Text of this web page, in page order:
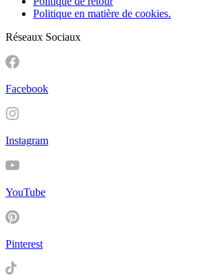
Politique en matière de cookies.
Réseaux Sociaux
Facebook
Instagram
YouTube
Pinterest